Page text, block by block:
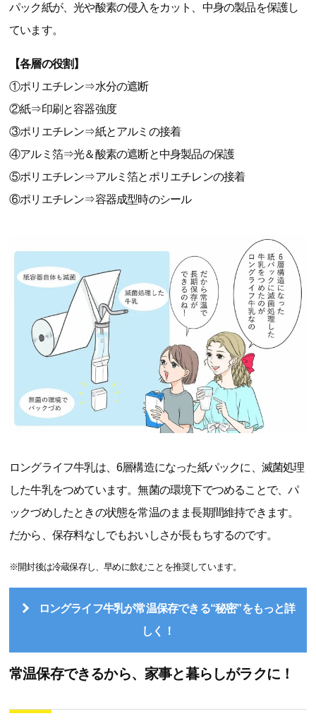
パック紙が、光や酸素の侵入をカット、中身の製品を保護し
ています。
【各層の役割】
①ポリエチレン⇒水分の遮断
②紙⇒印刷と容器強度
③ポリエチレン⇒紙とアルミの接着
④アルミ箔⇒光＆酸素の遮断と中身製品の保護
⑤ポリエチレン⇒アルミ箔とポリエチレンの接着
⑥ポリエチレン⇒容器成型時のシール
ロングライフ牛乳は、6層構造になった紙パックに、滅菌処理
した牛乳をつめています。無菌の環境下でつめることで、パ
ックづめしたときの状態を常温のまま長期間維持できます。
だから、保存料なしでもおいしさが長もちするのです。
※開封後は冷蔵保存し、早めに飲むことを推奨しています。
ロングライフ牛乳が常温保存できる“秘密”をもっと詳
しく！
常温保存できるから、家事と暮らしがラクに！